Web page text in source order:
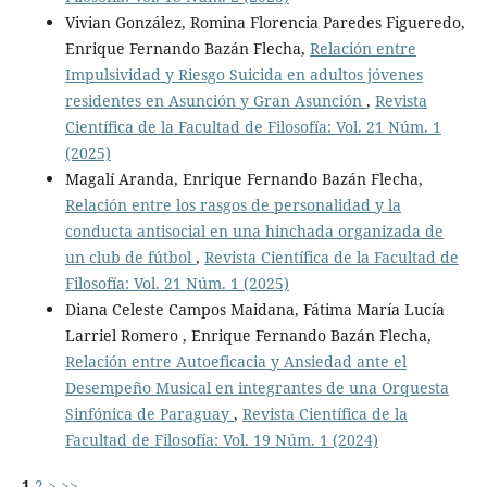
Vivian González, Romina Florencia Paredes Figueredo,
Enrique Fernando Bazán Flecha, Relación entre
Impulsividad y Riesgo Suicida en adultos jóvenes
residentes en Asunción y Gran Asunción , Revista
Científica de la Facultad de Filosofía: Vol. 21 Núm. 1
(2025)
Magalí Aranda, Enrique Fernando Bazán Flecha,
Relación entre los rasgos de personalidad y la
conducta antisocial en una hinchada organizada de
un club de fútbol , Revista Científica de la Facultad de
Filosofía: Vol. 21 Núm. 1 (2025)
Diana Celeste Campos Maidana, Fátima María Lucía
Larriel Romero , Enrique Fernando Bazán Flecha,
Relación entre Autoeficacia y Ansiedad ante el
Desempeño Musical en integrantes de una Orquesta
Sinfónica de Paraguay , Revista Científica de la
Facultad de Filosofía: Vol. 19 Núm. 1 (2024)